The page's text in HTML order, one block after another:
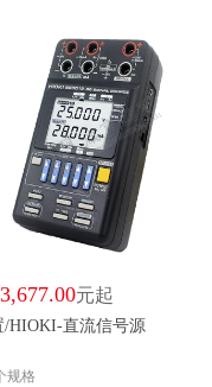
SDSJ/SDSJ
元起
/HIOKI-直流信号源
规格